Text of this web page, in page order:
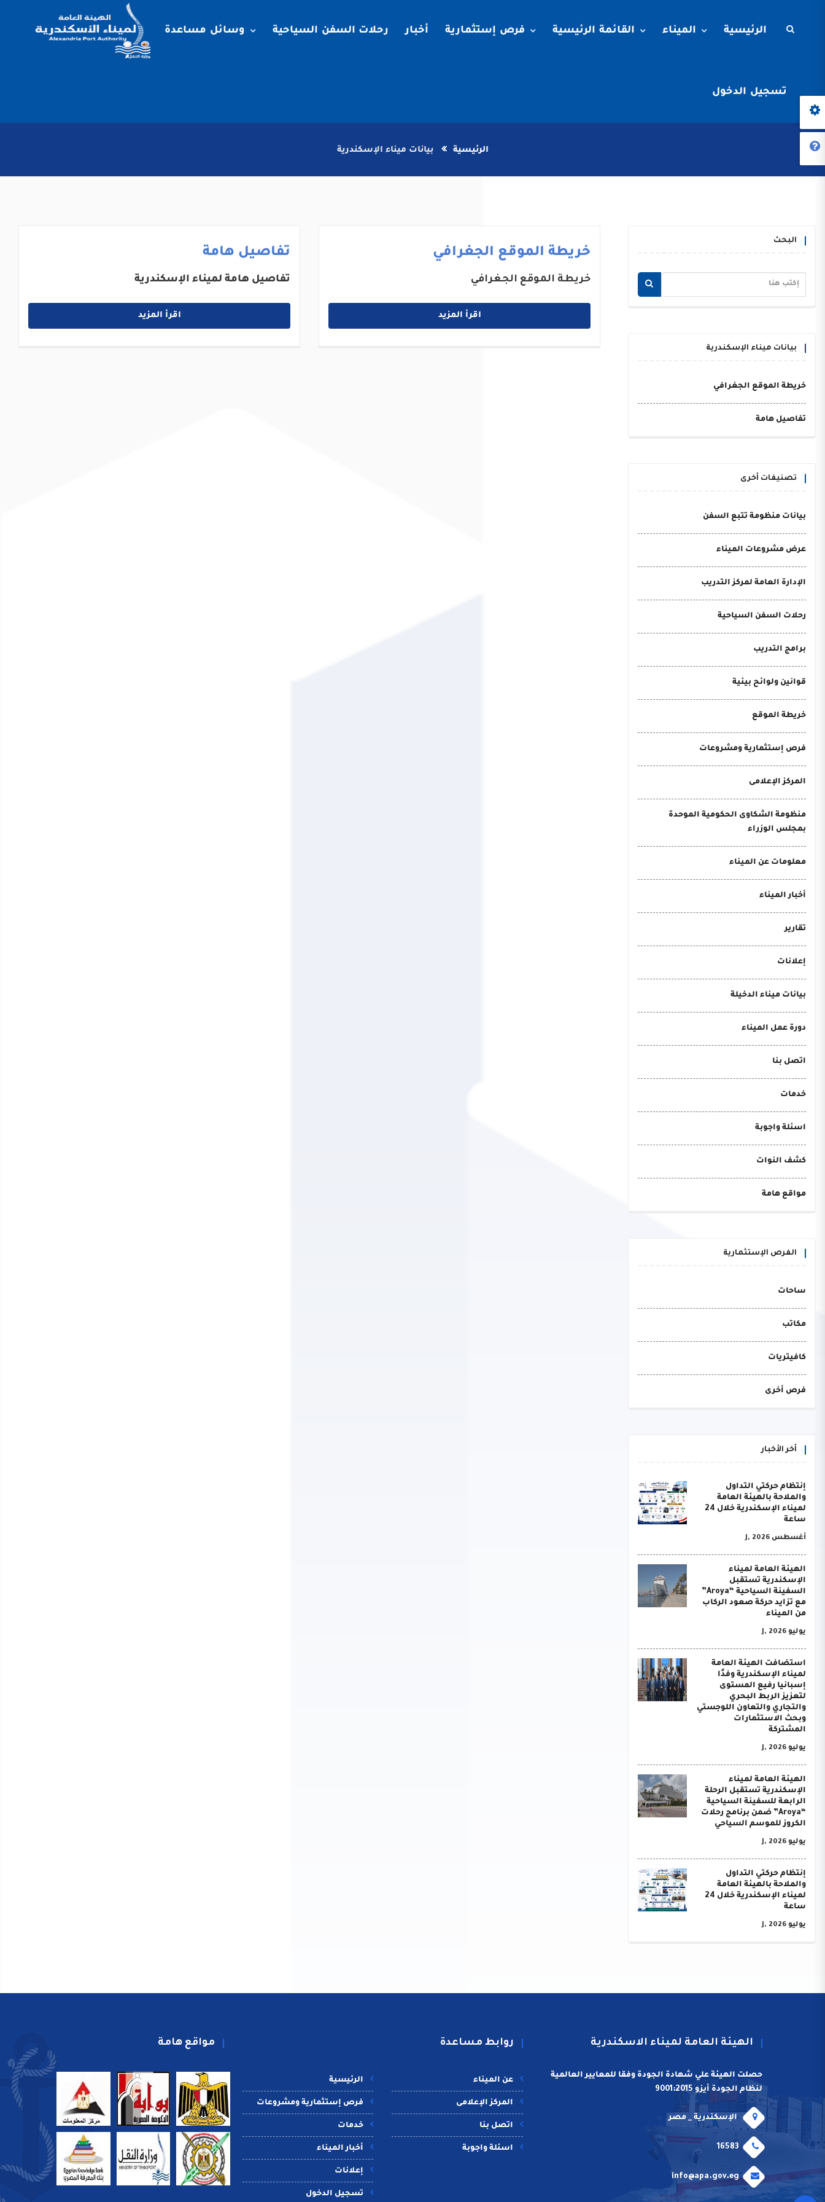
الرئيسية الميناء القائمة الرئيسية فرص إستثمارية أخبار رحلات السفن السياحية وسائل مساعدة
تسجيل الدخول
الرئيسية بيانات ميناء الإسكندرية
البحث
بيانات ميناء الإسكندرية
خريطة الموقع الجغرافي
تفاصيل هامة
تصنيفات أخرى
بيانات منظومة تتبع السفن
عرض مشروعات الميناء
الإدارة العامة لمركز التدريب
رحلات السفن السياحية
برامج التدريب
قوانين ولوائح بيئية
خريطة الموقع
فرص إستثمارية ومشروعات
المركز الإعلامى
منظومة الشكاوى الحكومية الموحدة
بمجلس الوزراء
معلومات عن الميناء
أخبار الميناء
تقارير
إعلانات
بيانات ميناء الدخيلة
دورة عمل الميناء
اتصل بنا
خدمات
اسئلة واجوبة
كشف النوات
مواقع هامة
الفرص الإستثمارية
ساحات
مكاتب
كافيتريات
فرص أخرى
أخر الأخبار
إنتظام حركتي التداول
والملاحة بالهيئة العامة
لميناء الإسكندرية خلال 24
ساعة
أغسطس J, 2026
الهيئة العامة لميناء
الإسكندرية تستقبل
السفينة السياحية “Aroya”
مع تزايد حركة صعود الركاب
من الميناء
يوليو J, 2026
استضافت الهيئة العامة
لميناء الإسكندرية وفدًا
إسبانيا رفيع المستوى
لتعزيز الربط البحري
والتجاري والتعاون اللوجستي
وبحث الاستثمارات
المشتركة
يوليو J, 2026
الهيئة العامة لميناء
الإسكندرية تستقبل الرحلة
الرابعة للسفينة السياحية
“Aroya” ضمن برنامج رحلات
الكروز للموسم السياحي
يوليو J, 2026
إنتظام حركتي التداول
والملاحة بالهيئة العامة
لميناء الإسكندرية خلال 24
ساعة
يوليو J, 2026
خريطة الموقع الجغرافي
خريطة الموقع الجغرافي
اقرأ المزيد
تفاصيل هامة
تفاصيل هامة لميناء الإسكندرية
اقرأ المزيد
الهيئة العامة لميناء الاسكندرية
حصلت الهيئة علي شهادة الجودة وفقا للمعايير العالمية
لنظام الجودة أيزو 9001:2015
الإسكندرية _ مصر
16583
info@apa.gov.eg
روابط مساعدة
الرئيسية
فرص إستثمارية ومشروعات
خدمات
أخبار الميناء
إعلانات
تسجيل الدخول
عن الميناء
المركز الإعلامى
اتصل بنا
اسئلة واجوبة
مواقع هامة